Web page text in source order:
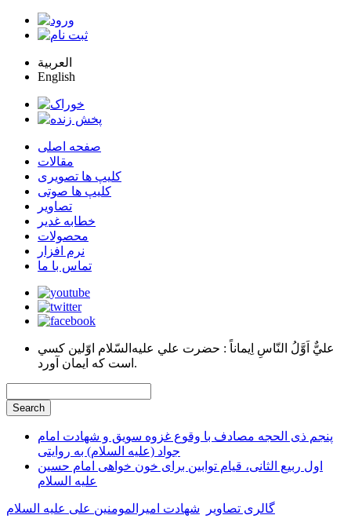
العربية
English
صفحه اصلی
مقالات
کلیپ ها تصویری
کلیپ ها صوتی
تصاویر
خطابه غدیر
محصولات
نرم افزار
تماس با ما
عليٌّ اَوَّلُ النّاسِ اِيماناً : حضرت علي عليه‌السّلام اوّلين كسي
است كه ايمان آورد.
پنجم ذی الحجه مصادف با وقوع غزوه سویق و شهادت امام
جواد (علیه السلام) به روایتی
اول ربیع الثانی، قیام توابین برای خون خواهی امام حسین
علیه السلام
گالری تصاویر شهادت امیرالمومنین علی علیه السلام